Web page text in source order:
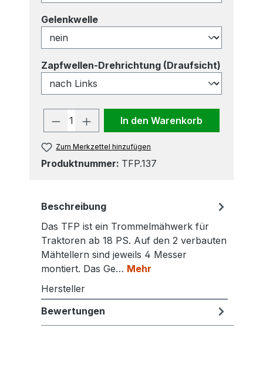
Gelenkwelleauswählen
Zapfwellen-Drehrichtung (Draufsicht)
Produkt Anzahl: Gib den
In den Warenkorb
Zum Merkzettel hinzufügen
Produktnummer: TFP.137
Beschreibung
Das TFP ist ein Trommelmähwerk für
Traktoren ab 18 PS. Auf den 2 verbauten
Mähtellern sind jeweils 4 Messer
montiert. Das Ge… Mehr
Hersteller
Bewertungen